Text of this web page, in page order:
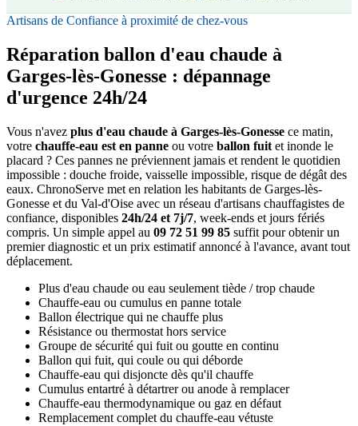
Artisans de Confiance à proximité de chez-vous
Réparation ballon d'eau chaude à
Garges-lès-Gonesse : dépannage
d'urgence 24h/24
Vous n'avez plus d'eau chaude à Garges-lès-Gonesse ce matin,
votre chauffe-eau est en panne ou votre ballon fuit et inonde le
placard ? Ces pannes ne préviennent jamais et rendent le quotidien
impossible : douche froide, vaisselle impossible, risque de dégât des
eaux. ChronoServe met en relation les habitants de Garges-lès-
Gonesse et du Val-d'Oise avec un réseau d'artisans chauffagistes de
confiance, disponibles 24h/24 et 7j/7, week-ends et jours fériés
compris. Un simple appel au 09 72 51 99 85 suffit pour obtenir un
premier diagnostic et un prix estimatif annoncé à l'avance, avant tout
déplacement.
Plus d'eau chaude ou eau seulement tiède / trop chaude
Chauffe-eau ou cumulus en panne totale
Ballon électrique qui ne chauffe plus
Résistance ou thermostat hors service
Groupe de sécurité qui fuit ou goutte en continu
Ballon qui fuit, qui coule ou qui déborde
Chauffe-eau qui disjoncte dès qu'il chauffe
Cumulus entartré à détartrer ou anode à remplacer
Chauffe-eau thermodynamique ou gaz en défaut
Remplacement complet du chauffe-eau vétuste